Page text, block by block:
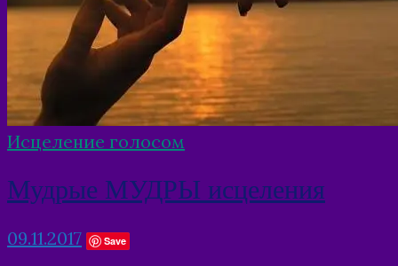
Исцеление голосом
Мудрые МУДРЫ исцеления
09.11.2017 Save